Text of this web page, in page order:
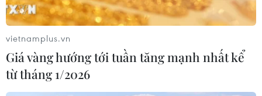
vietnamplus.vn
Giá vàng hướng tới tuần tăng mạnh nhất kể
từ tháng 1/2026